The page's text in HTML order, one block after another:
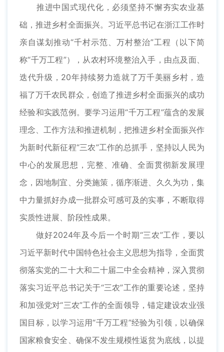
推进中国式现代化，必须坚持不懈夯实农业基
础，推进乡村全面振兴。习近平总书记在浙江工作时
亲自谋划推动“千村示范、万村整治”工程（以下简
称“千万工程”），从农村环境整治入手，由点及面、
迭代升级，20年持续努力造就了万千美丽乡村，造
福了万千农民群众，创造了推进乡村全面振兴的成功
经验和实践范例。要学习运用“千万工程”蕴含的发展
理念、工作方法和推进机制，把推进乡村全面振兴作
为新时代新征程“三农”工作的总抓手，坚持以人民为
中心的发展思想，完整、准确、全面贯彻新发展理
念，因地制宜、分类施策，循序渐进、久久为功，集
中力量抓好办成一批群众可感可及的实事，不断取得
实质性进展、阶段性成果。
做好2024年及今后一个时期“三农”工作，要以
习近平新时代中国特色社会主义思想为指导，全面贯
彻落实党的二十大和二十届二中全会精神，深入贯彻
落实习近平总书记关于“三农”工作的重要论述，坚持
和加强党对“三农”工作的全面领导，锚定建设农业强
国目标，以学习运用“千万工程”经验为引领，以确保
国家粮食安全、确保不发生规模性返贫为底线，以提